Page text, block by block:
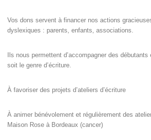
Vos dons servent à financer nos actions
dyslexiques : parents, enfants, associations.
Ils nous permettent d’accompagner des
soit le genre d’écriture.
À favoriser des projets d’ateliers d’écriture
À animer bénévolement et régulièrement des
Maison Rose à Bordeaux (cancer)